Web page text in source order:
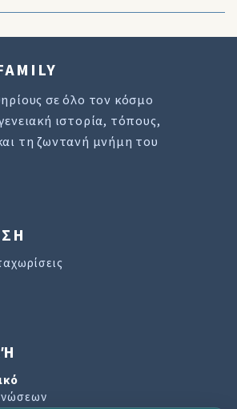
σε όλο τον κόσμο
ιστορία, τόπους,
τη ζωντανή μνήμη του